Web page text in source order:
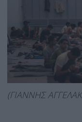
(ΓΙΑΝΝΗΣ